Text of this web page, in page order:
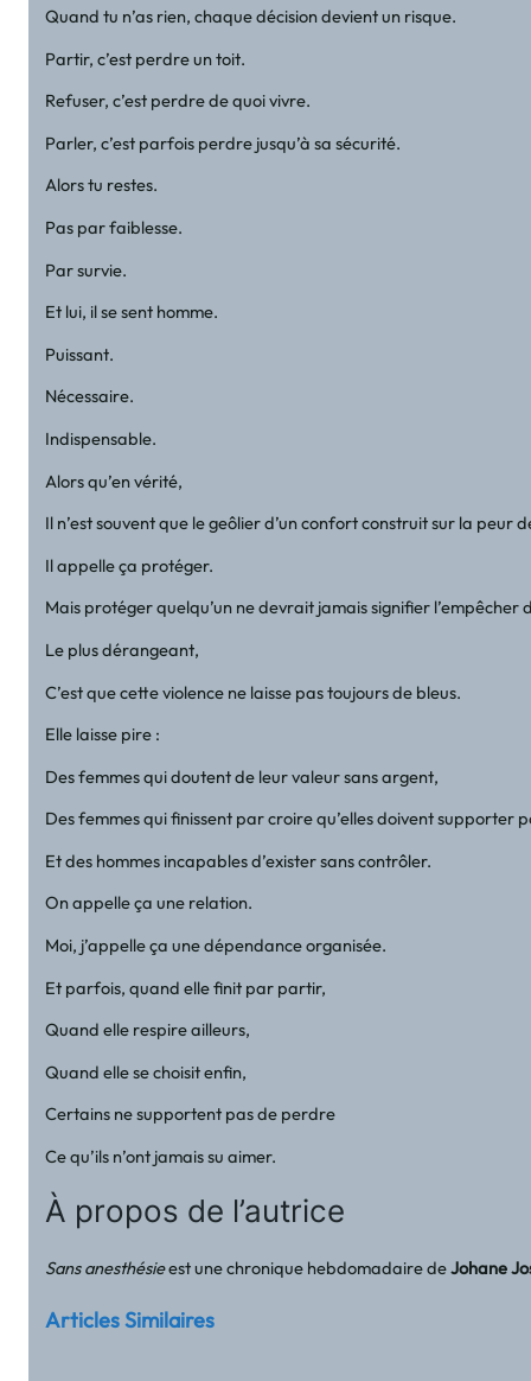
Quand tu n’as rien, chaque décision devient un risque.
Partir, c’est perdre un toit.
Refuser, c’est perdre de quoi vivre.
Parler, c’est parfois perdre jusqu’à sa sécurité.
Alors tu restes.
Pas par faiblesse.
Par survie.
Et lui, il se sent homme.
Puissant.
Nécessaire.
Indispensable.
Alors qu’en vérité,
Il n’est souvent que le geôlier d’un confort construit sur la peur
Il appelle ça protéger.
Mais protéger quelqu’un ne devrait jamais signifier l’empêcher
Le plus dérangeant,
C’est que cette violence ne laisse pas toujours de bleus.
Elle laisse pire :
Des femmes qui doutent de leur valeur sans argent,
Des femmes qui finissent par croire qu’elles doivent supporter
Et des hommes incapables d’exister sans contrôler.
On appelle ça une relation.
Moi, j’appelle ça une dépendance organisée.
Et parfois, quand elle finit par partir,
Quand elle respire ailleurs,
Quand elle se choisit enfin,
Certains ne supportent pas de perdre
Ce qu’ils n’ont jamais su aimer.
À propos de l’autrice
Sans anesthésieest une chronique hebdomadaire deJohane
Articles Similaires